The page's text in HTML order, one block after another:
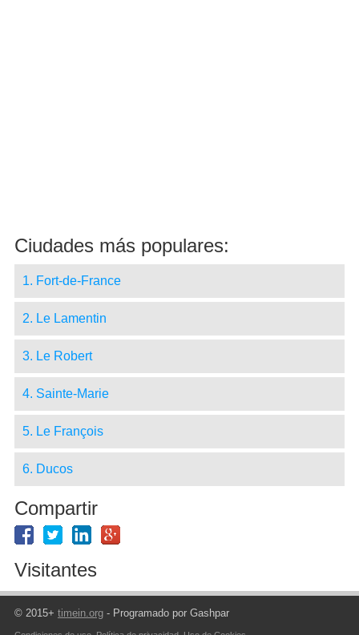
Ciudades más populares:
1. Fort-de-France
2. Le Lamentin
3. Le Robert
4. Sainte-Marie
5. Le François
6. Ducos
Compartir
Visitantes
© 2015+ timein.org- Programado por Gashpar